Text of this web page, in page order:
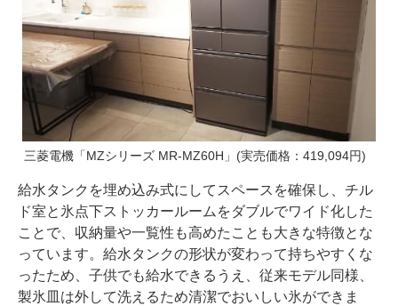
三菱電機「MZシリーズ MR-MZ60H」(実売価格：419,094円)
給水タンクを埋め込み式にしてスペースを確保し、チル
ド室と氷点下ストッカールームをダブルでワイド化した
ことで、収納量や一覧性も高めたことも大きな特徴とな
っています。給水タンクの形状が変わって持ちやすくな
ったため、子供でも給水できるうえ、従来モデル同様、
製氷皿は外して洗えるため清潔でおいしい氷ができま